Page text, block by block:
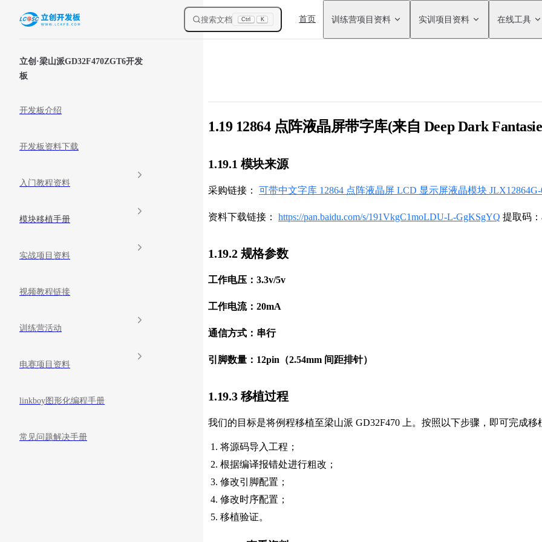
Skip to content 搜索文档 Ctrl K
Main Navigation
首页 训练营项目资料 实训项目资料 在线工具
立创·梁山派GD32F470ZGT6开发
板
开发板介绍
开发板资料下载
入门教程资料
模块移植手册
实战项目资料
视频教程链接
训练营活动
电赛项目资料
linkboy图形化编程手册
常见问题解决手册
1.19 12864 点阵液晶屏带字库(来自 Deep Dark
1.19.1 模块来源
采购链接： 可带中文字库 12864 点阵液晶屏 LCD 显示屏液晶模块 JLX12864G-
资料下载链接： https://pan.baidu.com/s/191VkgC1moLDU-L-GgKSgYQ 提取码：
1.19.2 规格参数
工作电压：3.3v/5v
工作电流：20mA
通信方式：串行
引脚数量：12pin（2.54mm 间距排针）
1.19.3 移植过程
我们的目标是将例程移植至梁山派 GD32F470 上。按照以下步骤，即可完成移
将源码导入工程；
根据编译报错处进行粗改；
修改引脚配置；
修改时序配置；
移植验证。